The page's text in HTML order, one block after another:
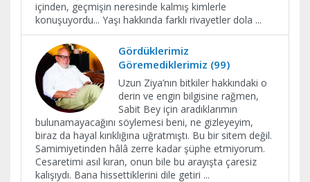
içinden, geçmişin neresinde kalmış kimlerle
konuşuyordu... Yaşı hakkında farklı rivayetler dola ...
Gördüklerimiz
Göremediklerimiz (99)
Uzun Ziya’nın bitkiler hakkındaki o
derin ve engin bilgisine rağmen,
Sabit Bey için aradıklarımın
bulunamayacağını söylemesi beni, ne gizleyeyim,
biraz da hayal kırıklığına uğratmıştı. Bu bir sitem değil.
Samimiyetinden hâlâ zerre kadar şüphe etmiyorum.
Cesaretimi asıl kıran, onun bile bu arayışta çaresiz
kalışıydı. Bana hissettiklerini dile getiri ...